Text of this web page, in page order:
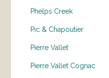
Phelps Creek
Pic & Chapoutier
Pierre Vallet
Pierre Vallet Cognac